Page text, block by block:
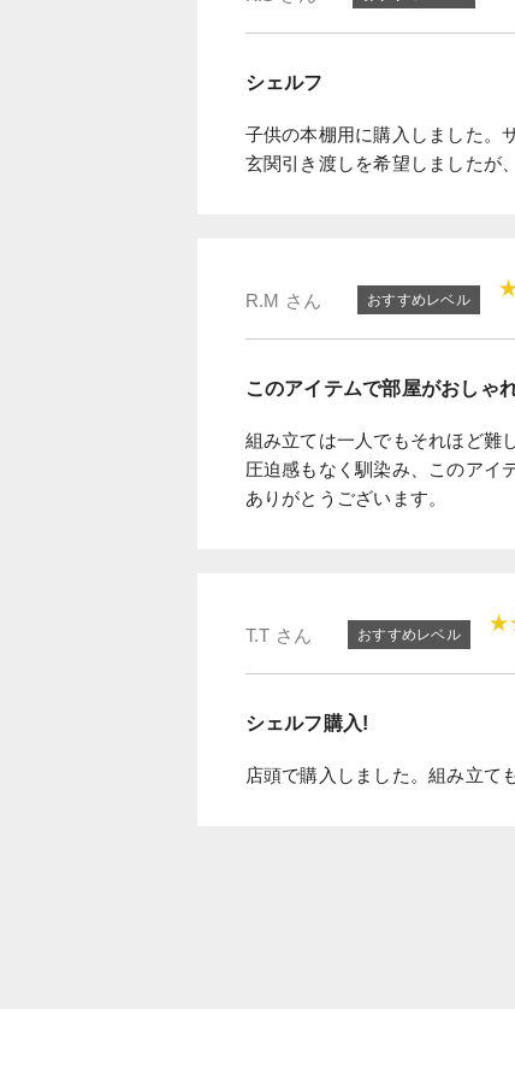
シェルフ
子供の本棚用に購入しました。
玄関引き渡しを希望しましたが
R.M さん おすすめレベル
このアイテムで部屋がおしゃ
組み立ては一人でもそれほど難
圧迫感もなく馴染み、このアイ
ありがとうございます。
T.T さん おすすめレベル
シェルフ購入!
店頭で購入しました。組み立て